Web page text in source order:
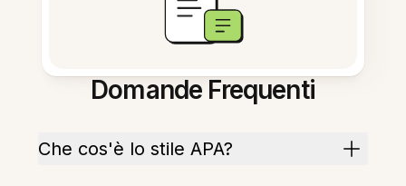
Domande Frequenti
Che cos'è lo stile APA?